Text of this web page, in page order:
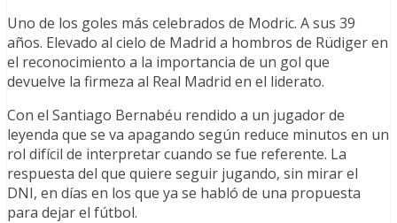
Uno de los goles más celebrados de Modric. A sus 39
años. Elevado al cielo de Madrid a hombros de Rüdiger en
el reconocimiento a la importancia de un gol que
devuelve la firmeza al Real Madrid en el liderato.
Con el Santiago Bernabéu rendido a un jugador de
leyenda que se va apagando según reduce minutos en un
rol difícil de interpretar cuando se fue referente. La
respuesta del que quiere seguir jugando, sin mirar el
DNI, en días en los que ya se habló de una propuesta
para dejar el fútbol.